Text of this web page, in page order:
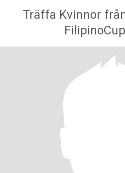
Träffa Kvinnor